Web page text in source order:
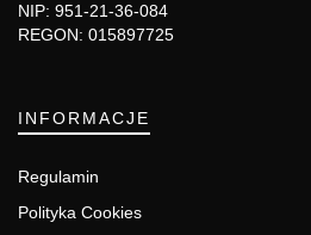
NIP: 951-21-36-084
REGON: 015897725
INFORMACJE
Regulamin
Polityka Cookies